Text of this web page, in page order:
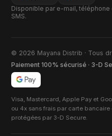
Disponible par e-mail, téléphone
SMS.
© 2026 Mayana Distrib · Tous
Paiement 100% sécurisé · 3-D
Visa, Mastercard, Apple Pay et
ou 4x sans frais par carte bancaire
protégées par 3-D Secure.